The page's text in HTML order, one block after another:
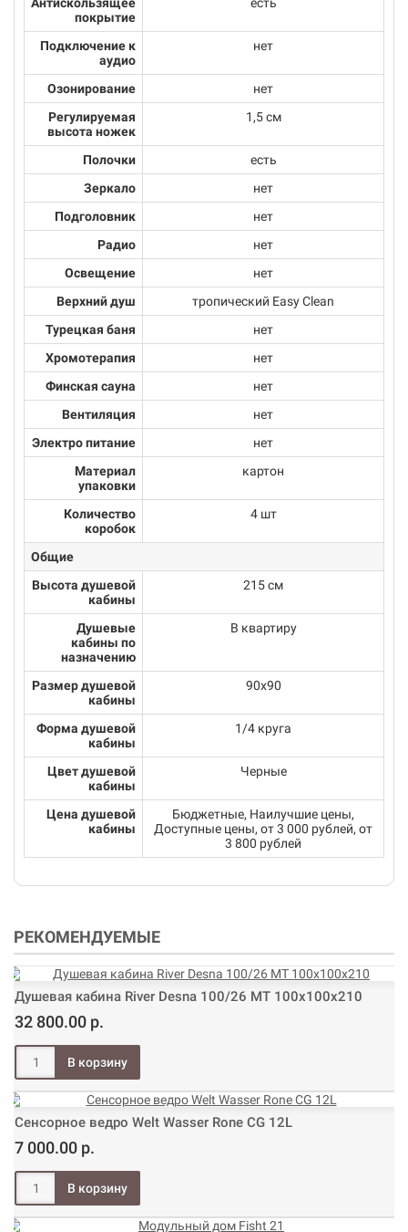
покрытие
Подключение к
аудио
нет
Озонирование
нет
Регулируемая
высота ножек
1,5 см
Полочки
есть
Зеркало
нет
Подголовник
нет
Радио
нет
Освещение
нет
Верхний душ
тропический Easy Clean
Турецкая баня
нет
Хромотерапия
нет
Финская сауна
нет
Вентиляция
нет
Электро питание
нет
Материал
упаковки
картон
Количество
коробок
4 шт
Общие
Высота душевой
кабины
215 см
Душевые
кабины по
назначению
В квартиру
Размер душевой
кабины
90х90
Форма душевой
кабины
1/4 круга
Цвет душевой
кабины
Черные
Цена душевой
кабины
Бюджетные, Наилучшие цены,
Доступные цены, от 3 000 рублей, от
3 800 рублей
РЕКОМЕНДУЕМЫЕ
Душевая кабина River Desna 100/26 МТ 100х100х210
32 800.00 р.
Сенсорное ведро Welt Wasser Rone CG 12L
7 000.00 р.